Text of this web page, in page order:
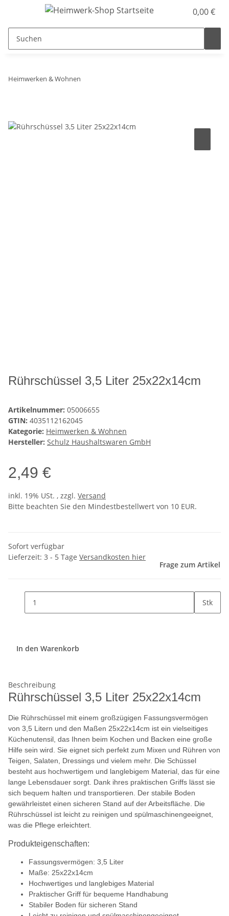
0,00 €
Heimwerken & Wohnen
Rührschüssel 3,5 Liter 25x22x14cm
Artikelnummer: 05006655
GTIN: 4035112162045
Kategorie: Heimwerken & Wohnen
Hersteller: Schulz Haushaltswaren GmbH
2,49 €
inkl. 19% USt. , zzgl. Versand
Bitte beachten Sie den Mindestbestellwert von 10 EUR.
Sofort verfügbar
Lieferzeit: 3 - 5 Tage Versandkosten hier
Frage zum Artikel
Stk
In den Warenkorb
Beschreibung
Rührschüssel 3,5 Liter 25x22x14cm
Die Rührschüssel mit einem großzügigen Fassungsvermögen
von 3,5 Litern und den Maßen 25x22x14cm ist ein vielseitiges
Küchenutensil, das Ihnen beim Kochen und Backen eine große
Hilfe sein wird. Sie eignet sich perfekt zum Mixen und Rühren von
Teigen, Salaten, Dressings und vielem mehr. Die Schüssel
besteht aus hochwertigem und langlebigem Material, das für eine
lange Lebensdauer sorgt. Dank ihres praktischen Griffs lässt sie
sich bequem halten und transportieren. Der stabile Boden
gewährleistet einen sicheren Stand auf der Arbeitsfläche. Die
Rührschüssel ist leicht zu reinigen und spülmaschinengeeignet,
was die Pflege erleichtert.
Produkteigenschaften:
Fassungsvermögen: 3,5 Liter
Maße: 25x22x14cm
Hochwertiges und langlebiges Material
Praktischer Griff für bequeme Handhabung
Stabiler Boden für sicheren Stand